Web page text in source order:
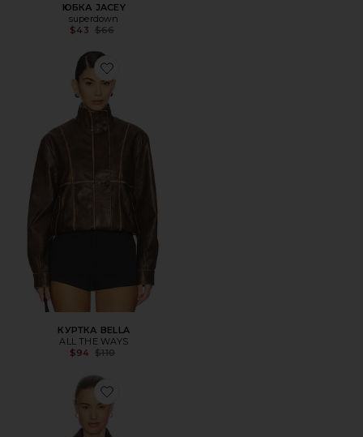
ЮБКА JACEY
superdown
$43 Previous price:
$66
Favorite КУРТКА BELLA
КУРТКА BELLA
ALL THE WAYS
$94 Previous price:
$110
Favorite КУРТКА CROC LEATHER